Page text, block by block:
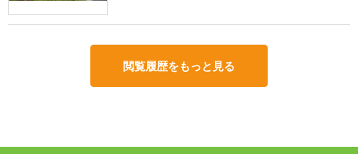
閲覧履歴をもっと見る